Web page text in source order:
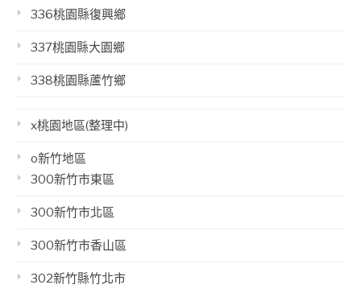
336桃園縣復興鄉
337桃園縣大園鄉
338桃園縣蘆竹鄉
x桃園地區(整理中)
o新竹地區
300新竹市東區
300新竹市北區
300新竹市香山區
302新竹縣竹北市